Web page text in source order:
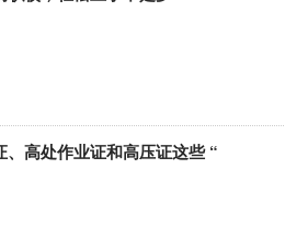
高处作业证和高压证这些 “